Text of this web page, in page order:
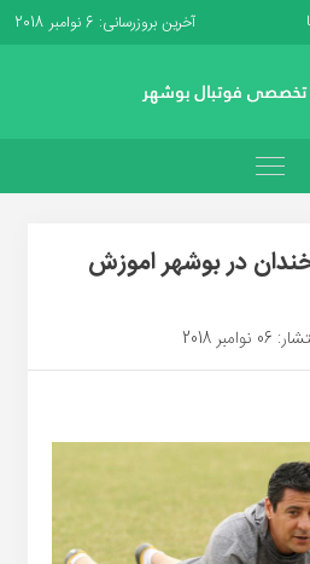
آخرین بروزرسانی: 6 نوامبر 2018
در بوشهر اموزش
2018